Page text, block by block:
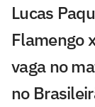
Lucas
Flamengo
vaga no
no